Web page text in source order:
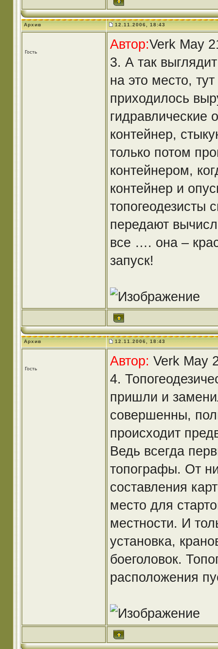
Архив 12.11.2006, 18:43
Гость
Автор:Verk May
3. А так
на это место,
приходилось
гидравлические
контейнер,
только потом
контейнером,
контейнер и
топогеодезисты
передают
все …. она –
запуск!
Архив 12.11.2006, 18:43
Гость
Автор: Verk May
4.
пришли и
совершенны,
происходит
Ведь всегда
топографы. От
составления
место для
местности. И
установка,
боеголовок.
расположения